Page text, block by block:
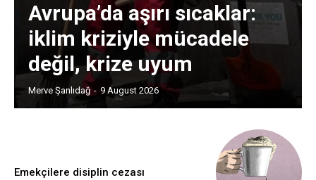
Avrupa’da aşırı sıcaklar:
iklim kriziyle mücadele
değil, krize uyum
Merve Şanlıdağ - 9 August 2026
Emekçilere disiplin cezası